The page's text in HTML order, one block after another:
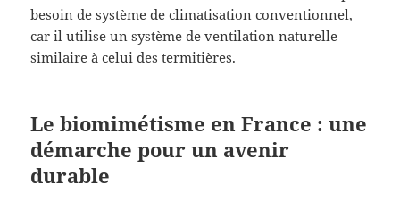
besoin de système de climatisation conventionnel,
car il utilise un système de ventilation naturelle
similaire à celui des termitières.
Le biomimétisme en France : une
démarche pour un avenir
durable